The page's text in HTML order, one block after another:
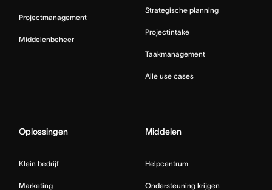
Projectmanagement
Middelenbeheer
Strategische planning
Projectintake
Taakmanagement
Alle use cases
Oplossingen
Klein bedrijf
Marketing
Middelen
Helpcentrum
Ondersteuning krijgen